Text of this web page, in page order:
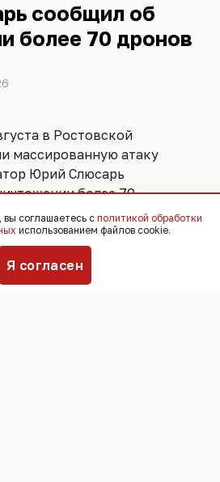
сообщил об
более 70 дронов
в Ростовской
массированную атаку
Юрий Слюсарь
более 70
земле не поступала.
соглашаетесь с политикой обработки
использованием файлов cookie.
Я согласен